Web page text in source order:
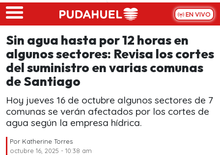
Skip to main content
EN VIVO
Sin agua hasta por 12 horas en
algunos sectores: Revisa los cortes
del suministro en varias comunas
de Santiago
Hoy jueves 16 de octubre algunos sectores de 7
comunas se verán afectados por los cortes de
agua según la empresa hídrica.
Por Katherine Torres
octubre 16, 2025 - 10:38 am